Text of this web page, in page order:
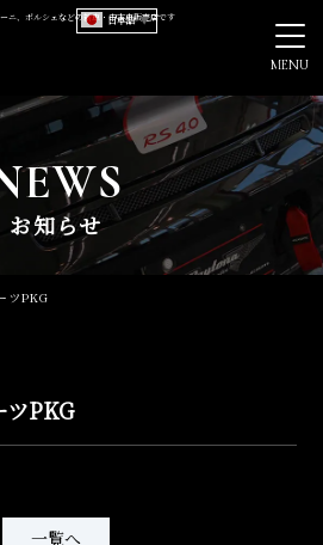
ニ、ポルシェなどの新車・中古車販売店です
MENU
お知らせ
ツPKG
ツPKG
一覧へ
日本語 ▼